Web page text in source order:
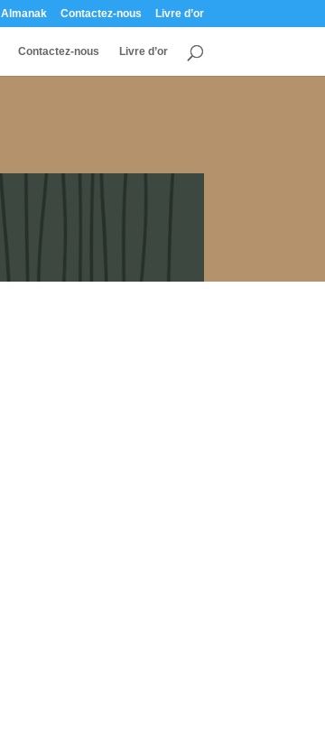
Almanak Contactez-nous Livre d’or
Contactez-nous Livre d’or